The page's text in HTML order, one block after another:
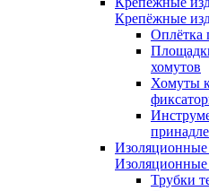
Крепёжные
Оплётка
хомутов
Хомуты
Изоляционные
Изоляционные
Трубки